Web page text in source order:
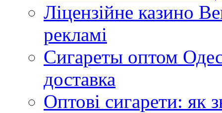
Ліцензійне казино
рекламі
Сигареты оптом
доставка
Оптові сигарети: як